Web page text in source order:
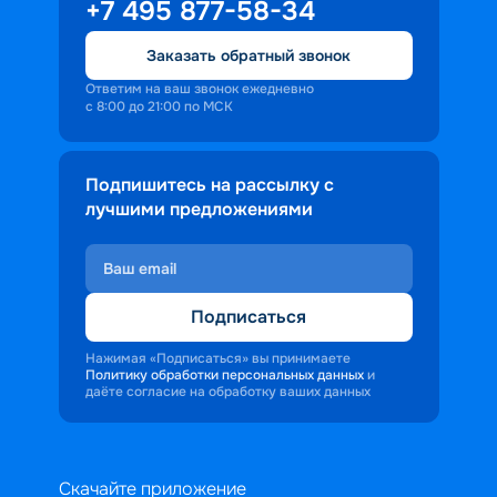
персонала корабля в каждом госте.
Ступая на борт теплохода, пассажиры
попадают в совершенно иную атмосферу,
где властвует тяга к приключениям и
открытиям.
+7 495 877-58-34
Заказать обратный звонок
Ответим на ваш звонок ежедневно
с 8:00 до 21:00 по МСК
Подпишитесь на рассылку с
лучшими предложениями
Подписаться
Нажимая «Подписаться» вы принимаете
Политику обработки персональных данных и
даёте согласие на обработку ваших данных
Скачайте приложение